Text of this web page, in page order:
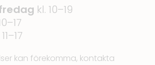
kl. 10–19
kan förekomma, kontakta